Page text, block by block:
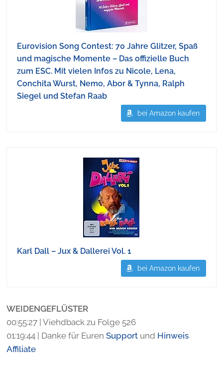
Eurovision Song Contest: 70 Jahre Glitzer, Spaß
und magische Momente – Das offizielle Buch
zum ESC. Mit vielen Infos zu Nicole, Lena,
Conchita Wurst, Nemo, Abor & Tynna, Ralph
Siegel und Stefan Raab
bei Amazon kaufen
Karl Dall – Jux & Dallerei Vol. 1
bei Amazon kaufen
WEIDENGEFLÜSTER
00:55:27 | Viehdback zu Folge 526
01:19:44 | Danke für EurenSupport und Hinweis
Affiliate